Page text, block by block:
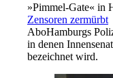
»Pimmel-Gate« in
Zensoren zermürbt
AboHamburgs
in denen
bezeichnet wird.